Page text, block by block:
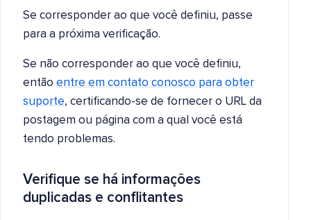
Se corresponder ao que você definiu, passe
para a próxima verificação.
Se não corresponder ao que você definiu,
então entre em contato conosco para obter
suporte, certificando-se de fornecer o URL da
postagem ou página com a qual você está
tendo problemas.
Verifique se há informações
duplicadas e conflitantes